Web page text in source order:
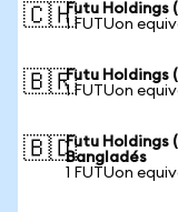
🇨🇭Futu Holdings
1 FUTUon
🇧🇷Futu Holdings
1 FUTUon
🇧🇩Futu Holdings
Bangladés
1 FUTUon